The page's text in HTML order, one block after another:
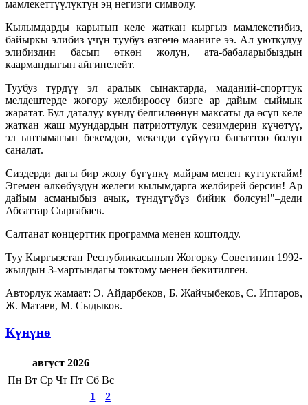
мамлекеттүүлүктүн эң негизги символу.
Кылымдарды карытып келе жаткан кыргыз мамлекетибиз,
байыркы элибиз үчүн туубуз өзгөчө мааниге ээ. Ал уюткулуу
элибиздин басып өткөн жолун, ата-бабаларыбыздын
каармандыгын айгинелейт.
Туубуз түрдүү эл аралык сынактарда, маданий-спорттук
мелдештерде жогору желбирөөсү бизге ар дайым сыймык
жаратат. Бул даталуу күндү белгилөөнүн максаты да өсүп келе
жаткан жаш муундардын патриоттулук сезимдерин күчөтүү,
эл ынтымагын бекемдөө, мекенди сүйүүгө багыттоо болуп
саналат.
Сиздерди дагы бир жолу бүгүнкү майрам менен куттуктайм!
Эгемен өлкөбүздүн желеги кылымдарга желбирей берсин! Ар
дайым асманыбыз ачык, түндүгүбүз бийик болсун!"–деди
Абсаттар Сыргабаев.
Салтанат концерттик программа менен коштолду.
Туу Кыргызстан Республикасынын Жогорку Советинин 1992-
жылдын 3-мартындагы токтому менен бекитилген.
Авторлук жамаат: Э. Айдарбеков, Б. Жайчыбеков, С. Иптаров,
Ж. Матаев, М. Сыдыков.
Күнүнө
август 2026
Пн Вт Ср Чт Пт Сб Вс
1
2